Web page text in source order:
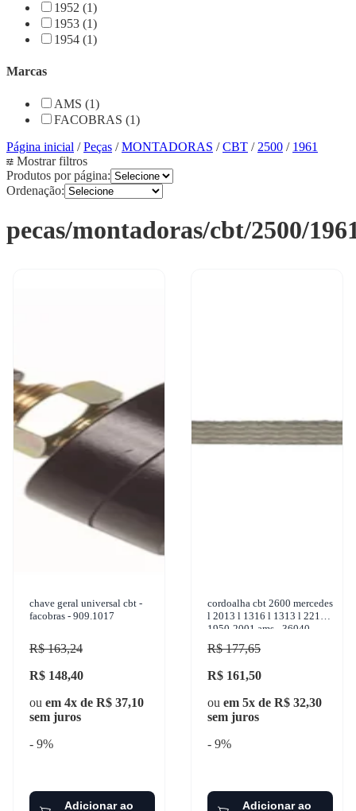
1952 (1)
1953 (1)
1954 (1)
Marcas
AMS (1)
FACOBRAS (1)
Página inicial /Peças /MONTADORAS /CBT / 2500 / 1961
Mostrar filtros
Produtos por página:
Ordenação:
pecas/montadoras/cbt/2500/
chave geral universal cbt -
facobras - 909.1017
R$ 163,24
R$ 148,40
ou em 4x de R$ 37,10
sem juros
- 9%
Adicionar ao
cordoalha cbt 2600 mercedes
l 2013 l 1316 l 1313 l 2213
1950-2001 ams - 36040
R$ 177,65
R$ 161,50
ou em 5x de R$ 32,30
sem juros
- 9%
Adicionar ao